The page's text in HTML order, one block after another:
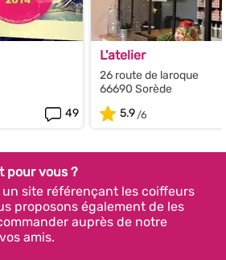
49
L'atelier
26 route de laroque
66690 Sorède
5.9
pour vous ?
site référençant les coiffeurs
proposons également de les
auprès de notre
amis.